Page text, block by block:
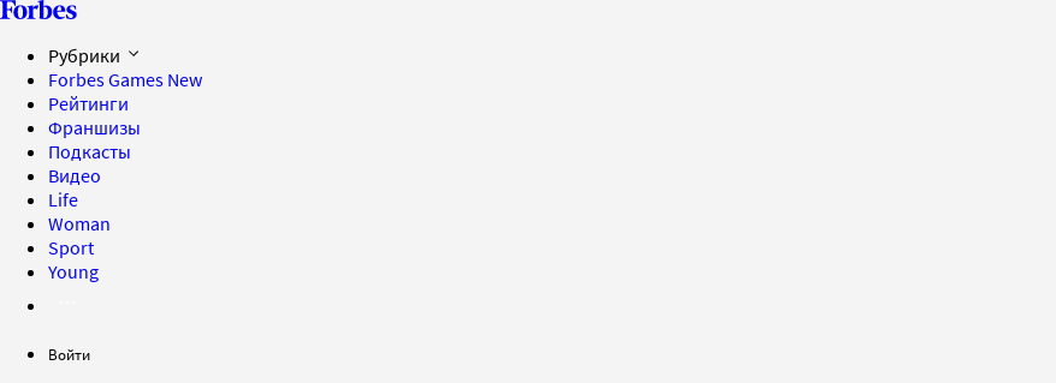
Рубрики
Forbes Games New
Рейтинги
Франшизы
Подкасты
Видео
Life
Woman
Sport
Young
Войти